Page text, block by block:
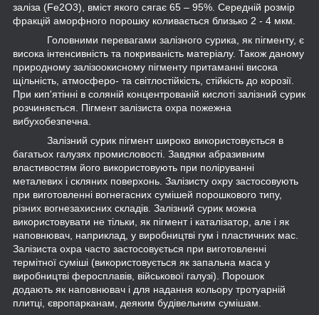
заліза (Fe2O3), вміст якого сягає 65 – 95%. Середній розмір
фракцій аморфного порошку коливається близько 2 - 4 мкм.
Головними перевагами залізного сурика, як пігменту, є
висока інтенсивність та покриваність матеріалу. Також даному
природному залізоокисному пігменту притаманні висока
щільність, атмосферо- та світлостійкість, стійкість до корозії.
При кип'ятінні в соляній концентрованій кислоті залізний сурик
розчиняється. Пігмент залізиста охра пожежна
вибухобезпечна.
Залізний сурик пігмент широко використовується в
багатьох галузях промисловості. Завдяки абразивним
властивостям його використовують при поліруванні
металевих і скляних поверхонь. Залізисту охру застосовують
при виготовленні вогнегасних сумішей порошкового типу,
різних вогнезахисних складів. Залізний сурик можна
використовувати не тільки, як пігмент і каталізатор, але і як
наповнювач, наприклад, у виробництві гум і пластичних мас.
Залізиста охра часто застосовується при виготовленні
термітної суміші (використовується як запальна маса у
виробництві феросплавів, військової галузі). Порошок
додають як наповнювач і для надання кольору тротуарній
плитці, європарканам, деяким будівельним сумішам.